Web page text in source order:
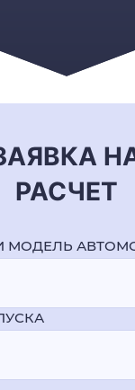
РАСЧЕТ
МОДЕЛЬ